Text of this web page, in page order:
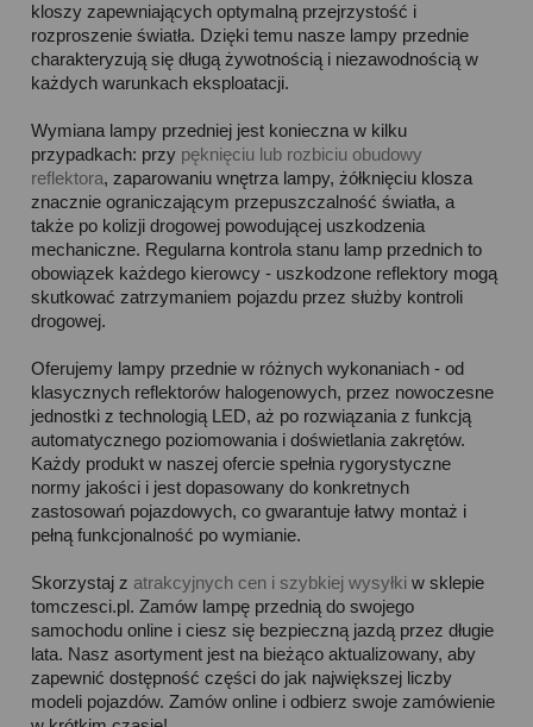
kloszy zapewniających optymalną przejrzystość i
rozproszenie światła. Dzięki temu nasze lampy przednie
charakteryzują się długą żywotnością i niezawodnością w
każdych warunkach eksploatacji.
Wymiana lampy przedniej jest konieczna w kilku
przypadkach: przy pęknięciu lub rozbiciu obudowy
reflektora, zaparowaniu wnętrza lampy, żółknięciu klosza
znacznie ograniczającym przepuszczalność światła, a
także po kolizji drogowej powodującej uszkodzenia
mechaniczne. Regularna kontrola stanu lamp przednich to
obowiązek każdego kierowcy - uszkodzone reflektory mogą
skutkować zatrzymaniem pojazdu przez służby kontroli
drogowej.
Oferujemy lampy przednie w różnych wykonaniach - od
klasycznych reflektorów halogenowych, przez nowoczesne
jednostki z technologią LED, aż po rozwiązania z funkcją
automatycznego poziomowania i doświetlania zakrętów.
Każdy produkt w naszej ofercie spełnia rygorystyczne
normy jakości i jest dopasowany do konkretnych
zastosowań pojazdowych, co gwarantuje łatwy montaż i
pełną funkcjonalność po wymianie.
Skorzystaj z atrakcyjnych cen i szybkiej wysyłki w sklepie
tomczesci.pl. Zamów lampę przednią do swojego
samochodu online i ciesz się bezpieczną jazdą przez długie
lata. Nasz asortyment jest na bieżąco aktualizowany, aby
zapewnić dostępność części do jak największej liczby
modeli pojazdów. Zamów online i odbierz swoje zamówienie